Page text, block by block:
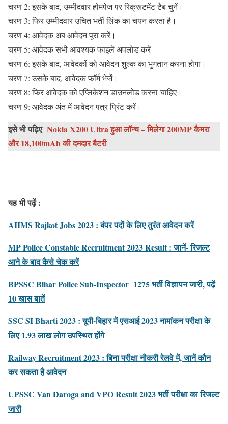
चरण 2: इसके बाद, उम्मीदवार होमपेज पर रिक्रूटमेंट टैब चुनें।
चरण 3: फिर उम्मीदवार उचित भर्ती लिंक का चयन करता है।
चरण 4: आवेदक अब आवेदन पूरा करें।
चरण 5: आवेदक सभी आवश्यक फाइलें अपलोड करें
चरण 6: इसके बाद, आवेदकों को आवेदन शुल्क का भुगतान करना होगा।
चरण 7: उसके बाद, आवेदक फॉर्म भेजें।
चरण 8: फिर आवेदक को एप्लिकेशन डाउनलोड करना चाहिए।
चरण 9: आवेदक अंत में आवेदन पत्र प्रिंट करें।
इसे भी पढ़िए Nokia X200 Ultra हुआ लॉन्च – मिलेगा 200MP कैमरा
और 18,100mAh की दमदार बैटरी
यह भी पढ़ें :
AIIMS Rajkot Jobs 2023 : बंपर पदों के लिए तुरंत आवेदन करें
MP Police Constable Recruitment 2023 Result : जानें- रिजल्ट
आने के बाद कैसे चेक करें
BPSSC Bihar Police Sub-Inspector 1275 भर्ती विज्ञापन जारी, पढ़ें
10 खास बातें
SSC SI Bharti 2023 : यूपी-बिहार में एसआई 2023 नामांकन परीक्षा के
लिए 1.93 लाख लोग उपस्थित होंगे
Railway Recruitment 2023 : बिना परीक्षा नौकरी रेलवे में, जानें कौन
कर सकता है आवेदन
UPSSC Van Daroga and VPO Result 2023 भर्ती परीक्षा का रिजल्ट
जारी